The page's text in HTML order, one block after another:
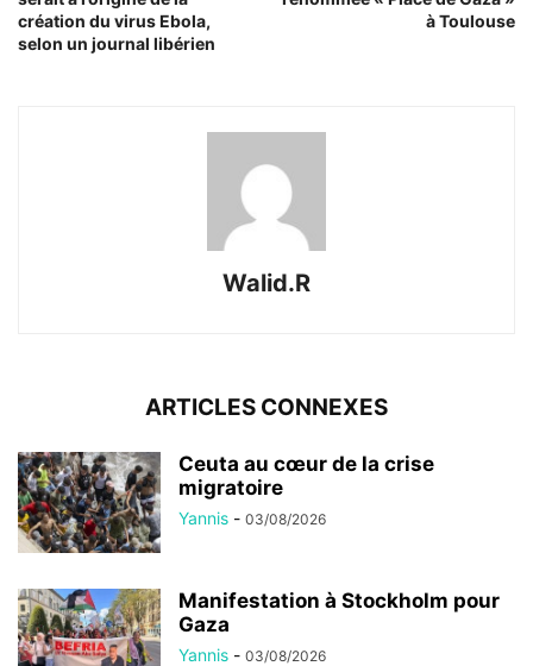
création du virus Ebola,
selon un journal libérien
à Toulouse
Walid.R
ARTICLES CONNEXES
Ceuta au cœur de la crise
migratoire
Yannis - 03/08/2026
Manifestation à Stockholm pour
Gaza
Yannis - 03/08/2026